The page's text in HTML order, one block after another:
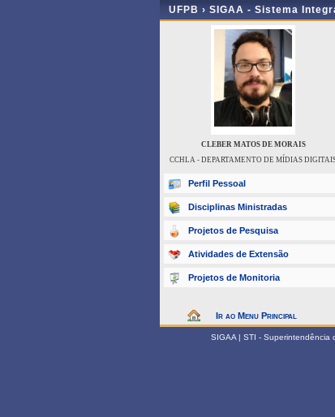
UFPB › SIGAA - Sistema
CLEBER MATOS DE MORAIS
CCHLA - DEPARTAMENTO DE MÍDIAS
Perfil Pessoal
Disciplinas Ministradas
Projetos de Pesquisa
Atividades de Extensão
Projetos de Monitoria
Ir ao Menu Principal
SIGAA | STI - Superintendência